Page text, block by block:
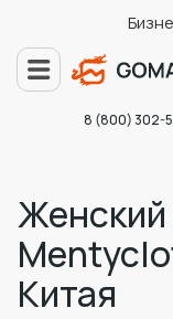
8 (800) 302-
Женский
Китая